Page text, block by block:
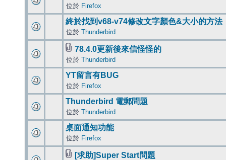
位於 Firefox
終於找到v68-v74修改文字顏色&大小的方法
位於 Thunderbird
78.4.0更新後來信怪怪的
位於 Thunderbird
YT留言有BUG
位於 Firefox
Thunderbird 電郵問題
位於 Thunderbird
桌面通知功能
位於 Firefox
[求助]Super Start問題